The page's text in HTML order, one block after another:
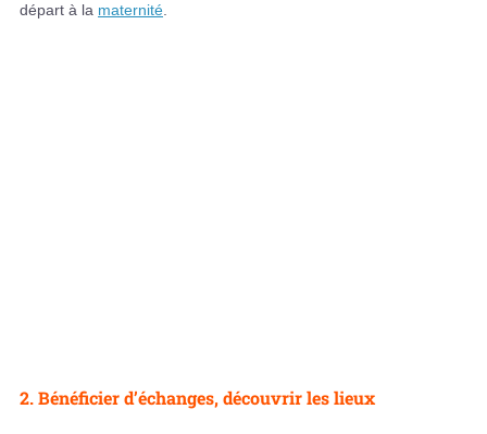
départ à la maternité
2. Bénéficier d’échanges, découvrir les lieux